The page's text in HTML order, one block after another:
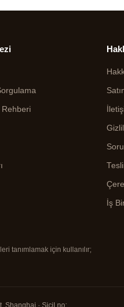
Rehberi
İş
tanımlamak için kullanılır;
Shanghai · Sicil no: